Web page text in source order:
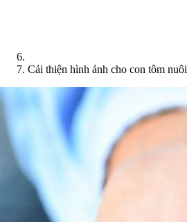
Cải thiện hình ảnh cho con tôm nuôi